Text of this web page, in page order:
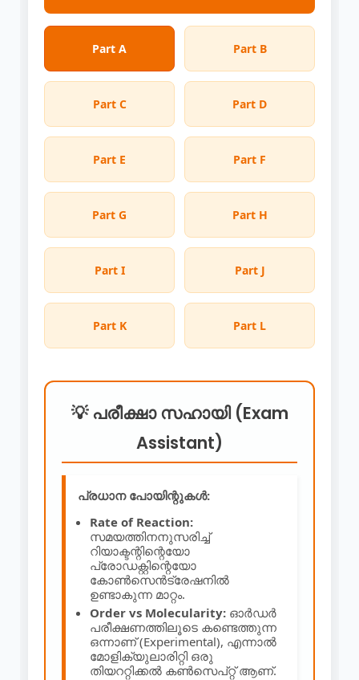
Part A Part B
Part C Part D
Part E Part F
Part G Part H
Part I Part J
Part K Part L
💡 പരീക്ഷാ സഹായി (Exam
Assistant)
പ്രധാന പോയിന്റുകൾ:
Rate of Reaction:
സമയത്തിനനുസരിച്ച്
റിയാക്ടന്റിന്റെയോ
പ്രോഡക്റ്റിന്റെയോ
കോൺസെൻട്രേഷനിൽ
ഉണ്ടാകുന്ന മാറ്റം.
Order vs Molecularity: ഓർഡർ
പരീക്ഷണത്തിലൂടെ കണ്ടെത്തുന്ന
ഒന്നാണ് (Experimental), എന്നാൽ
മോളിക്യുലാരിറ്റി ഒരു
തിയററ്റിക്കൽ കൺസെപ്റ്റ് ആണ്.